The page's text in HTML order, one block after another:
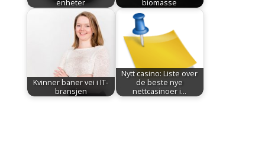
enheter biomasse
Kvinner baner vei i IT-
bransjen
Nytt casino: Liste over
de beste nye
nettcasinoer i…